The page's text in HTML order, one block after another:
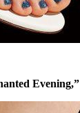
Evening,”